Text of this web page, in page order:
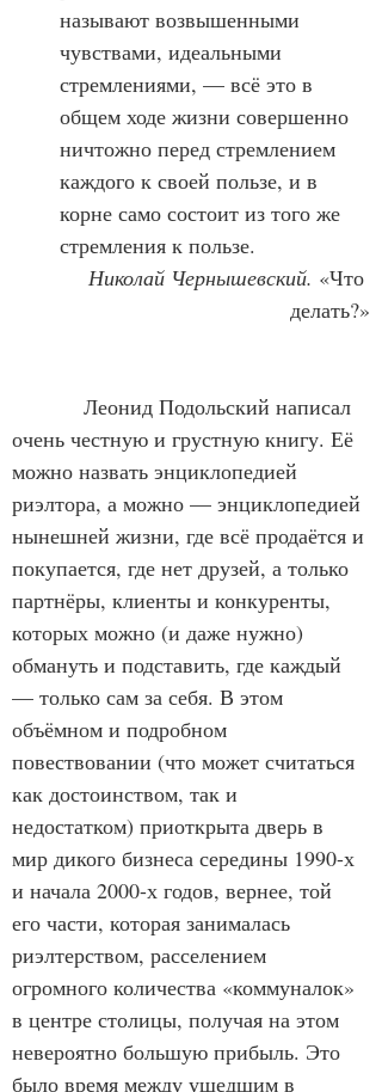
называют возвышенными
чувствами, идеальными
стремлениями, — всё это в
общем ходе жизни совершенно
ничтожно перед стремлением
каждого к своей пользе, и в
корне само состоит из того же
стремления к пользе.
Николай Чернышевский. «Что
делать?»
очень честную и грустную книгу. Её
можно назвать энциклопедией
риэлтора, а можно — энциклопедией
нынешней жизни, где всё продаётся и
покупается, где нет друзей, а только
партнёры, клиенты и конкуренты,
которых можно (и даже нужно)
обмануть и подставить, где каждый
— только сам за себя. В этом
объёмном и подробном
повествовании (что может считаться
как достоинством, так и
недостатком) приоткрыта дверь в
мир дикого бизнеса середины 1990-х
и начала 2000-х годов, вернее, той
его части, которая занималась
риэлтерством, расселением
огромного количества «коммуналок»
в центре столицы, получая на этом
невероятно большую прибыль. Это
было время между ушедшим в